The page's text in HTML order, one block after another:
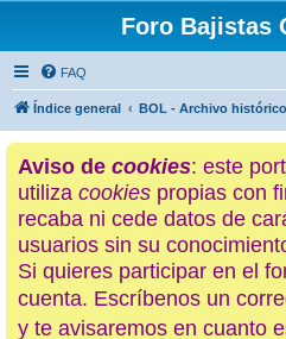
Foro Bajistas
FAQ
Índice general BOL - Archivo histórico
Aviso de cookies: este
utiliza cookies propias con
recaba ni cede datos de
usuarios sin su
Si quieres participar en el
cuenta. Escríbenos un
y te avisaremos en cuanto